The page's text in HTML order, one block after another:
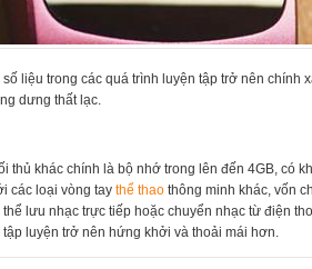
liệu trong các quá trình luyện tập trở nên chính
dưng thất lạc.
thủ khác chính là bộ nhớ trong lên đến 4GB, có
các loại vòng tay thể thao thông minh khác, vốn
thể lưu nhạc trực tiếp hoặc chuyển nhạc từ điện
luyện trở nên hứng khởi và thoải mái hơn.